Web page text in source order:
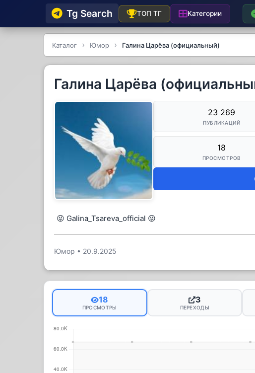
Tg Searсh ТОП ТГ Категории
Каталог Юмор Галина Царёва (официальный)
Галина Царёва
23 269
ПУБЛИКАЦИЙ
18
ПРОСМОТРОВ
😜 Galina_Tsareva_official 😜
Юмор • 20.9.2025
18
ПРОСМОТРЫ
3
ПЕРЕХОДЫ